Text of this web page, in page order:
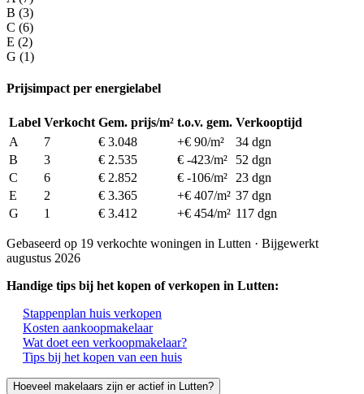
B (3)
C (6)
E (2)
G (1)
Prijsimpact per energielabel
Label Verkocht Gem. prijs/m² t.o.v. gem. Verkooptijd
A
7 € 3.048 +€ 90/m²
34 dgn
B
3 € 2.535 € -423/m²
52 dgn
C
6 € 2.852 € -106/m²
23 dgn
E
2 € 3.365 +€ 407/m² 37 dgn
G
1 € 3.412 +€ 454/m² 117 dgn
Gebaseerd op 19 verkochte woningen in Lutten · Bijgewerkt
augustus 2026
Handige tips bij het kopen of verkopen in Lutten:
Stappenplan huis verkopen
Kosten aankoopmakelaar
Wat doet een verkoopmakelaar?
Tips bij het kopen van een huis
Hoeveel makelaars zijn er actief in Lutten?